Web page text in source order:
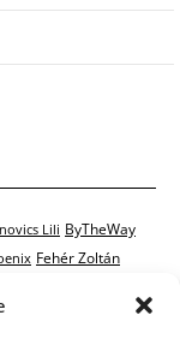
Lili ByTheWay
Fehér Zoltán